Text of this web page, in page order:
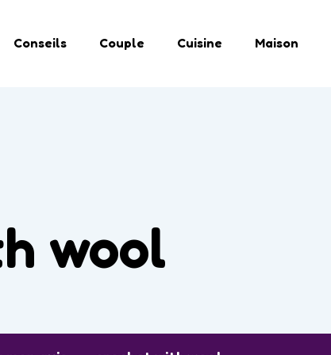
Conseils Couple Cuisine Maison
wool